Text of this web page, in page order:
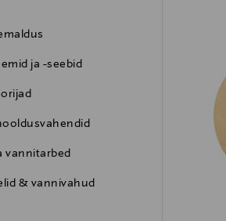
ja -seebid
vannitarbed
& vannivahud